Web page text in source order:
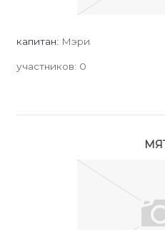
капитан: Мэри
участников: 0